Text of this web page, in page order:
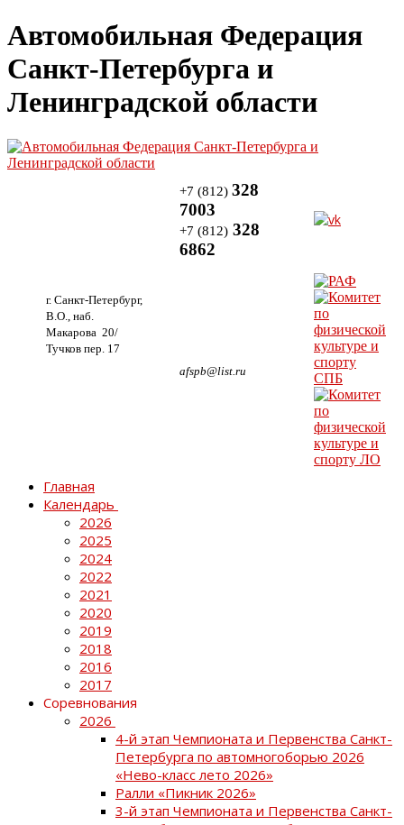
Автомобильная Федерация
Санкт-Петербурга и
Ленинградской области
г. Санкт-Петербург,
В.О., наб.
Макарова 20/
Тучков пер. 17
+7 (812) 328
7003
+7 (812) 328
6862
afspb@list.ru
Главная
Календарь
2026
2025
2024
2022
2021
2020
2019
2018
2016
2017
Соревнования
2026
4-й этап Чемпионата и Первенства Санкт-
Петербурга по автомногоборью 2026
«Нево-класс лето 2026»
Ралли «Пикник 2026»
3-й этап Чемпионата и Первенства Санкт-